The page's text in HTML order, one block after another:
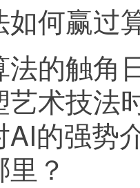
何赢过
触角日
艺术技法
AI的强势
？